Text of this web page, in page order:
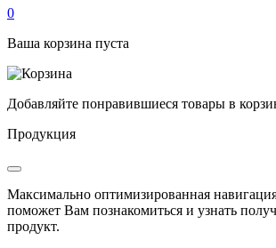
0
Ваша корзина пуста
Добавляйте понравившиеся товары в
Продукция
Максимально оптимизированная
поможет Вам познакомиться и узнать
продукт.